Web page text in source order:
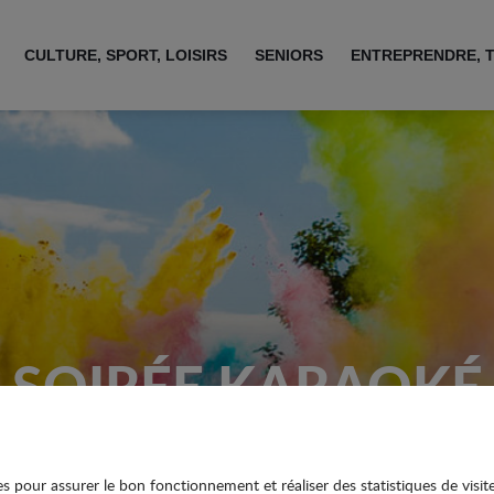
pour assurer le bon fonctionnement et réaliser des statistiques de
CULTURE, SPORT, LOISIRS SENIORS ENTREPRENDRE,
SOIRÉE KARAOKÉ